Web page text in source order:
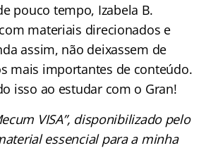
pouco tempo, Izabela B.
materiais direcionados e
assim, não deixassem de
mais importantes de conteúdo.
isso ao estudar com o Gran!
VISA”, disponibilizado pelo
essencial para a minha